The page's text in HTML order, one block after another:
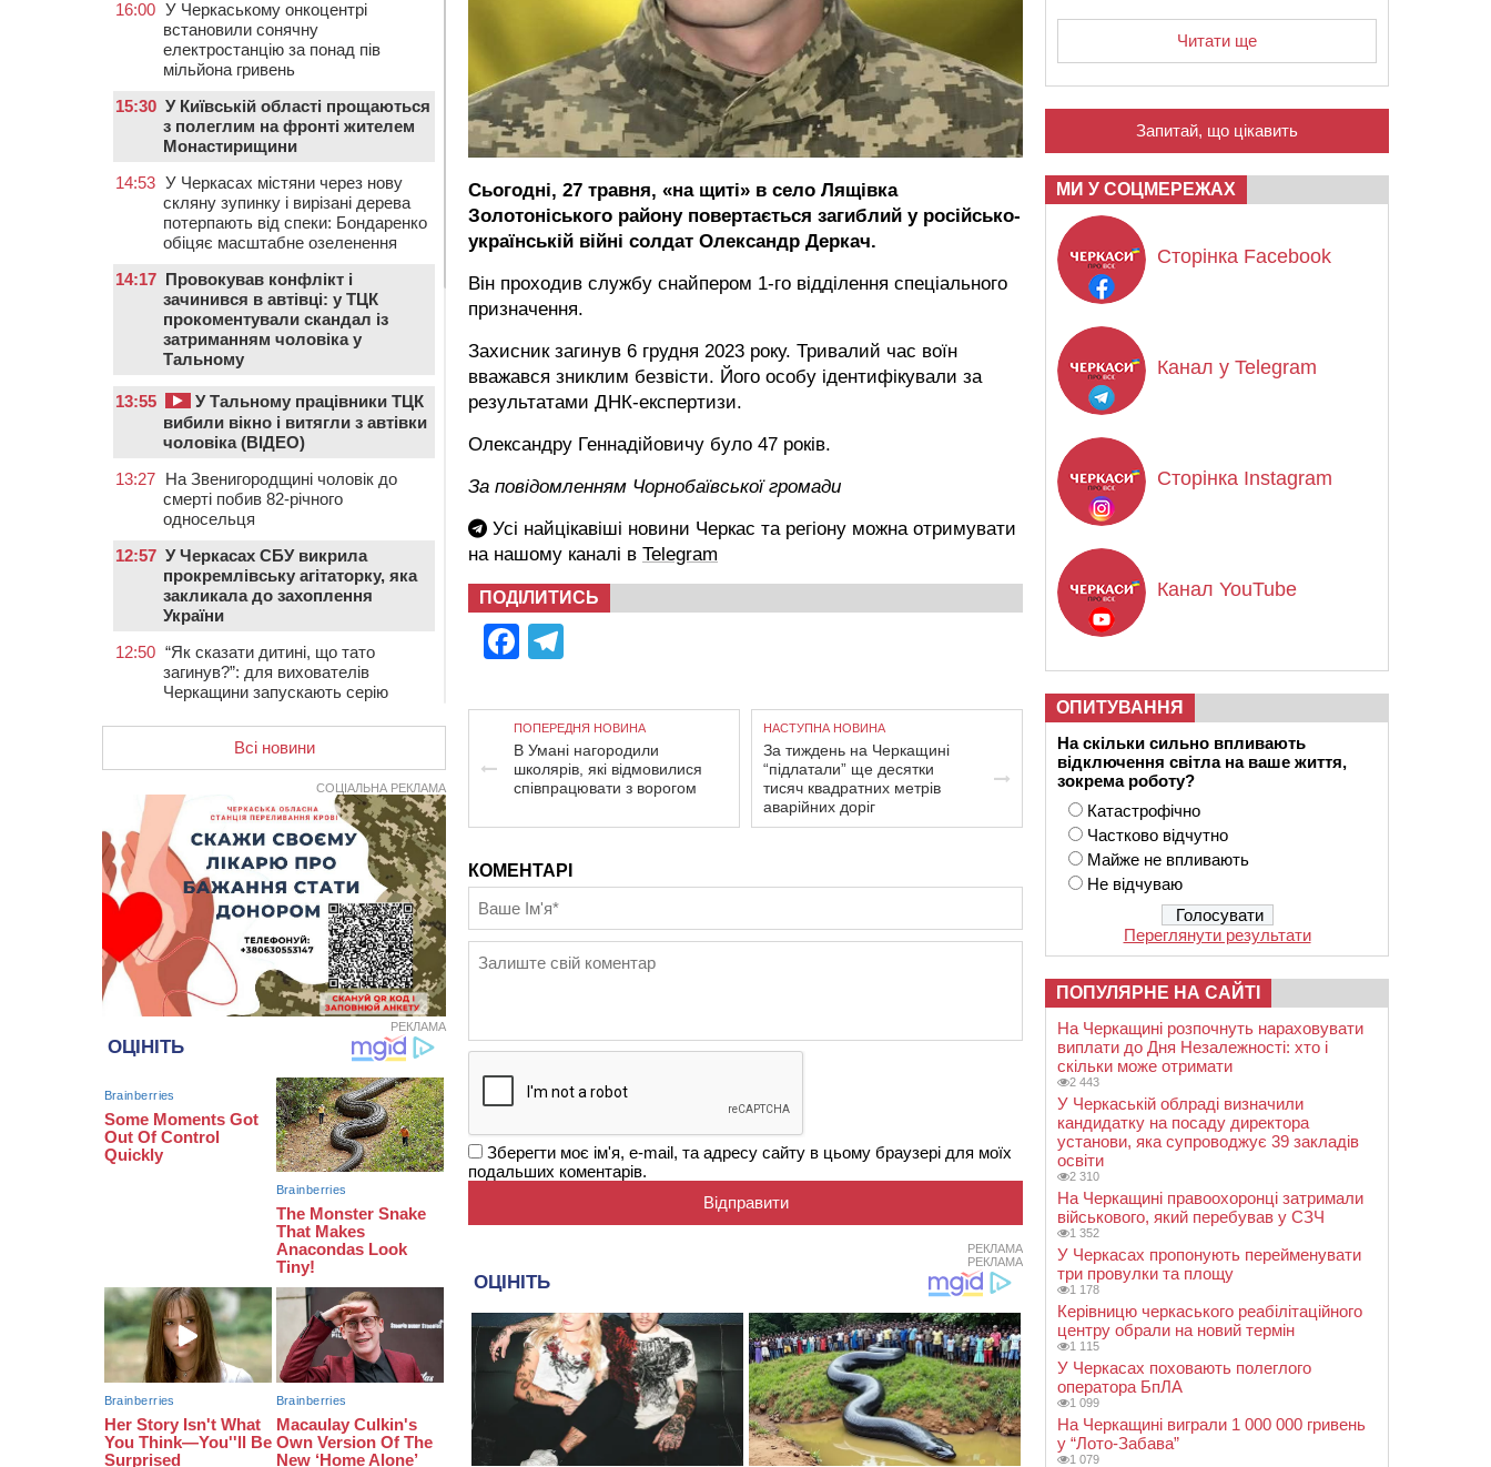
Сьогодні, 27 травня, «на щиті» в село Лящівка
Золотоніського району повертається загиблий у російсько-
українській війні солдат Олександр Деркач.
Він проходив службу снайпером 1-го відділення спеціального
призначення.
Захисник загинув 6 грудня 2023 року. Тривалий час воїн
вважався зниклим безвісти. Його особу ідентифікували за
результатами ДНК-експертизи.
Олександру Геннадійовичу було 47 років.
За повідомленням Чорнобаївської громади
Усі найцікавіші новини Черкас та регіону можна отримувати
на нашому каналі в Telegram
ПОДІЛИТИСЬ
Facebook
ПОПЕРЕДНЯ НОВИНА
В Умані нагородили
школярів, які відмовилися
співпрацювати з ворогом
НАСТУПНА НОВИНА
За тиждень на Черкащині
“підлатали” ще десятки
тисяч квадратних метрів
аварійних доріг
КОМЕНТАРІ
Зберегти моє ім'я, e-mail, та адресу сайту в цьому браузері для моїх
подальших коментарів.
РЕКЛАМА
РЕКЛАМА
16:00 У Черкаському онкоцентрі
встановили сонячну
електростанцію за понад пів
мільйона гривень
15:30 У Київській області прощаються
з полеглим на фронті жителем
Монастирищини
14:53 У Черкасах містяни через нову
скляну зупинку і вирізані дерева
потерпають від спеки: Бондаренко
обіцяє масштабне озеленення
14:17 Провокував конфлікт і
зачинився в автівці: у ТЦК
прокоментували скандал із
затриманням чоловіка у
Тальному
13:55
У Тальному працівники ТЦК
вибили вікно і витягли з автівки
чоловіка (ВІДЕО)
13:27 На Звенигородщині чоловік до
смерті побив 82-річного
односельця
12:57 У Черкасах СБУ викрила
прокремлівську агітаторку, яка
закликала до захоплення
України
12:50 “Як сказати дитині, що тато
загинув?”: для вихователів
Черкащини запускають серію
На Золотоніщині вже десяту
добу гасять пожежу торфу
11:35
Від 80 гривень за кілограм: в
Україні прогнозують стрибок цін на
гречку
10:56
Захисника зі Звенигородщини,
який обороняв Авдіївку,
нагородили “Комбатантським
хрестом”
10:10
На Черкащині п’яний мотоцикліст
зіткнувся з мопедом: двоє людей у
лікарні
09:42 Ветерани МСК “Дніпро” вибороли
бронзу чемпіонату України
08:57 На Уманщині підрядника
зобов’язали сплатити понад 670
тис грн штрафу за незаконні зміни
до договору
директора Мокрокалигірського
психоневрологічного інтернату
Уманські міграційники видворили з
країни грузина, який відсидів
термін у колонії
Всі новини
СОЦІАЛЬНА РЕКЛАМА
РЕКЛАМА
Читати ще
Запитай, що цікавить
МИ У СОЦМЕРЕЖАХ
Сторінка Facebook
Канал у Telegram
Сторінка Instagram
Канал YouTube
ОПИТУВАННЯ
На скільки сильно впливають
відключення світла на ваше життя,
зокрема роботу?
Катастрофічно
Частково відчутно
Майже не впливають
Не відчуваю
Переглянути результати
ПОПУЛЯРНЕ НА САЙТІ
На Черкащині розпочнуть нараховувати
виплати до Дня Незалежності: хто і
скільки може отримати
2 443
У Черкаській облраді визначили
кандидатку на посаду директора
установи, яка супроводжує 39 закладів
освіти
2 310
На Черкащині правоохоронці затримали
військового, який перебував у СЗЧ
1 352
У Черкасах пропонують перейменувати
три провулки та площу
1 178
Керівницю черкаського реабілітаційного
центру обрали на новий термін
1 115
У Черкасах поховають полеглого
оператора БпЛА
1 099
На Черкащині виграли 1 000 000 гривень
у “Лото-Забава”
1 079